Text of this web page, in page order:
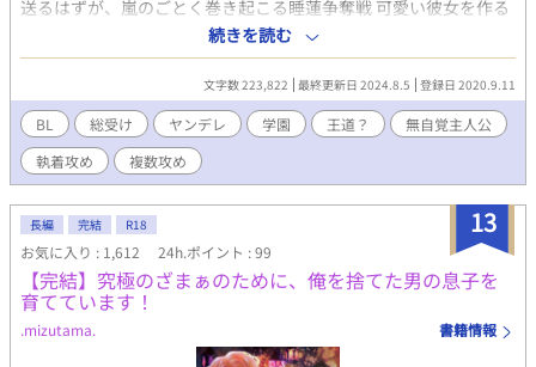
のをアルファポリス版で三人称にし、また一人称に一部戻したた
め話によって人称が違う状態。全て一人称に戻していければと思
いますが。 表紙絵は、©️ギンGin様 @LiVE1011EViL
送るはずが、嵐のごとく巻き起こる睡蓮争奪戦 可愛い彼女を作る
はずがオスオスした男の彼氏候補達、、、彼氏はいらん。 本当に
こんなはずじゃなかったのに。 作者、初めての作品です。こんな
話読みたいな！って自己満で始めたので、文才、表現力、知識も
ありませんが、楽しんで頂けたら光栄です。企業とか、色々あや
ふやな感じで出てますが流して頂けると幸いです！ ＊今はまだ
®︎15くらい ＊企業をよくわかってないので流しで！ ＊誤字脱字多
いかも知れませんごめんなさい！！
続きを読む
文字数 223,822 最終更新日 2024.8.5 登録日 2020.9.11
BL 総受け ヤンデレ 学園 王道？
無自覚主人公
執着攻め
複数攻め
13
長編 完結 R18
お気に入り : 1,612 24h.ポイント : 99
【完結】究極のざまぁのために、俺を捨てた男の息子を
育てています！
.mizutama. 書籍情報